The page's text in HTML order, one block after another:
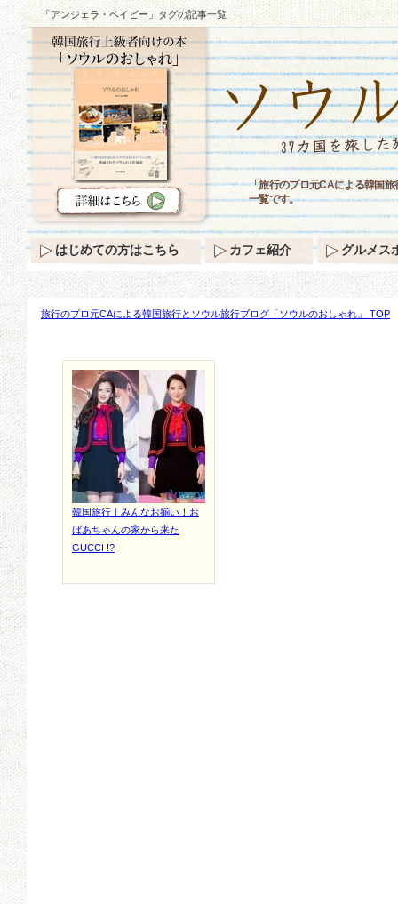
「アンジェラ・ベイビー」タグの記事一覧
旅行のプロ元CAによる韓国旅行とソウル旅行ブログ「ソウルのおしゃれ」 TOP
韓国旅行｜みんなお揃い！お
ばあちゃんの家から来た
GUCCI !?
「旅行のプロ元CAによる韓国
一覧です。
はじめての方はこちら カフェ紹介 グルメス